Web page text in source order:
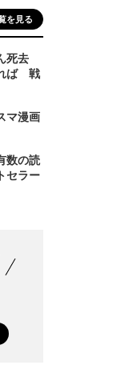
を見る
死去
ば 戦
マ漫画
数の読
セラー